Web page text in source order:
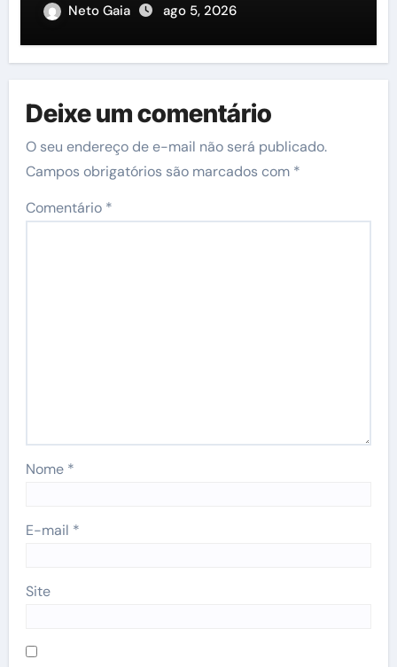
Neto Gaia ago 5, 2026
Deixe um comentário
O seu endereço de e-mail não será publicado.
Campos obrigatórios são marcados com *
Comentário *
Nome *
E-mail *
Site